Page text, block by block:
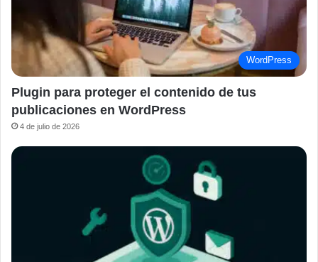
WordPress
Plugin para proteger el contenido de tus
publicaciones en WordPress
4 de julio de 2026